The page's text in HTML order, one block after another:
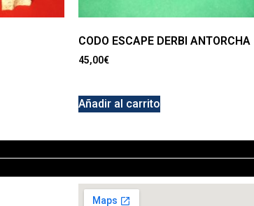
CODO ESCAPE DERBI ANTORCHA
45,00€
Añadir al carrito